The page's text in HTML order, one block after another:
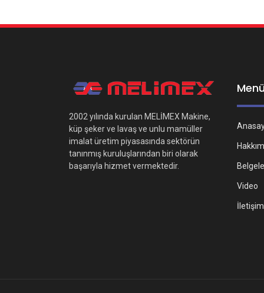
2002 yılında kurulan MELİMEX Makine,
küp şeker ve lavaş ve unlu mamüller
imalat üretim piyasasında sektörün
tanınmış kuruluşlarından biri olarak
başarıyla hizmet vermektedir.
Video
İletişim